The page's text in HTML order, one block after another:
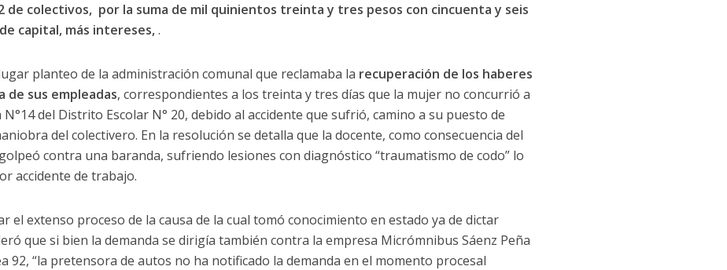
de colectivos, por la suma de mil quinientos treinta y tres pesos con cincuenta y seis
capital, más intereses,.
planteo de la administración comunal que reclamaba la recuperación de los haberes
de sus empleadas, correspondientes a los treinta y tres días que la mujer no concurrió a
del Distrito Escolar N° 20, debido al accidente que sufrió, camino a su puesto de
del colectivero. En la resolución se detalla que la docente, como consecuencia del
contra una baranda, sufriendo lesiones con diagnóstico “traumatismo de codo” lo
accidente de trabajo.
el extenso proceso de la causa de la cual tomó conocimiento en estado ya de dictar
que si bien la demanda se dirigía también contra la empresa Micrómnibus Sáenz Peña
92, “la pretensora de autos no ha notificado la demanda en el momento procesal